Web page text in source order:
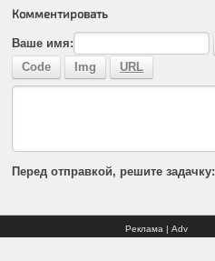
Комментировать
Ваше имя:
Перед отправкой, решите задачку:
Реклама | Adv